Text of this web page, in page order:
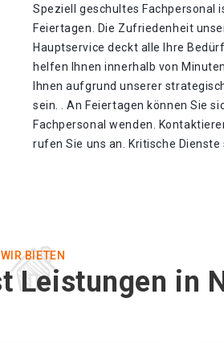
Speziell geschultes Fachpersonal
Feiertagen. Die Zufriedenheit
Hauptservice deckt alle Ihre
helfen Ihnen innerhalb von
Ihnen aufgrund unserer
sein. . An Feiertagen können Sie
Fachpersonal wenden.
rufen Sie uns an. Kritische Dienste
WIR BIETEN
Leistungen in